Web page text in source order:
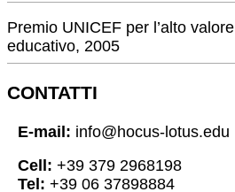
Premio UNICEF per l’alto valore
educativo, 2005
CONTATTI
E-mail: info@hocus-lotus.edu
Cell: +39 379 2968198
Tel: +39 06 37898884